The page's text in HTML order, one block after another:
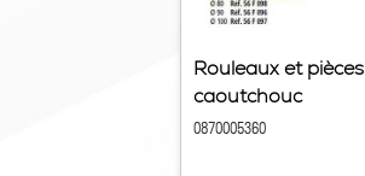
Rouleaux et pièces
caoutchouc
0870005360